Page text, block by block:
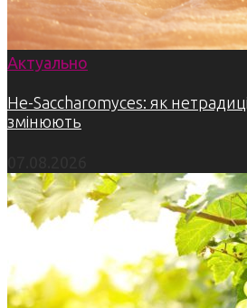
Актуально
Не-Saccharomyces: як
змінюють